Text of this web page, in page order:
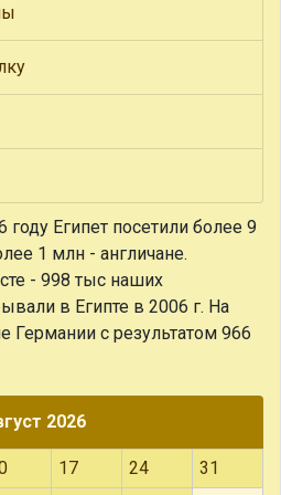
году Египет посетили более 9
1 млн - англичане.
- 998 тыс наших
в Египте в 2006 г. На
Германии с результатом 966
2026
17 24
31